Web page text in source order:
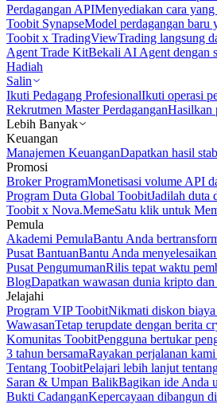
Perdagangan APIMenyediakan cara
Toobit SynapseModel perdagangan baru
Toobit x TradingViewTrading langsung
Agent Trade KitBekali AI Agent dengan
Hadiah
Salin
Ikuti Pedagang ProfesionalIkuti operasi
Rekrutmen Master PerdaganganHasilkan
Lebih Banyak
Keuangan
Manajemen KeuanganDapatkan hasil
Promosi
Broker ProgramMonetisasi volume API
Program Duta Global ToobitJadilah duta
Toobit x Nova.MemeSatu klik untuk
Pemula
Akademi PemulaBantu Anda
Pusat BantuanBantu Anda
Pusat PengumumanRilis tepat waktu
BlogDapatkan wawasan dunia kripto
Jelajahi
Program VIP ToobitNikmati diskon
WawasanTetap terupdate dengan berita
Komunitas ToobitPengguna bertukar
3 tahun bersamaRayakan perjalanan
Tentang ToobitPelajari lebih lanjut
Saran & Umpan BalikBagikan ide Anda
Bukti CadanganKepercayaan dibangun